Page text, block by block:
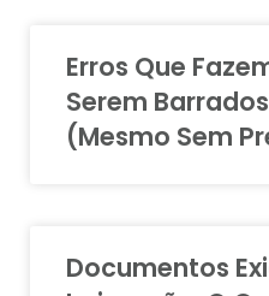
Erros Que
Serem
(Mesmo Sem
Documentos